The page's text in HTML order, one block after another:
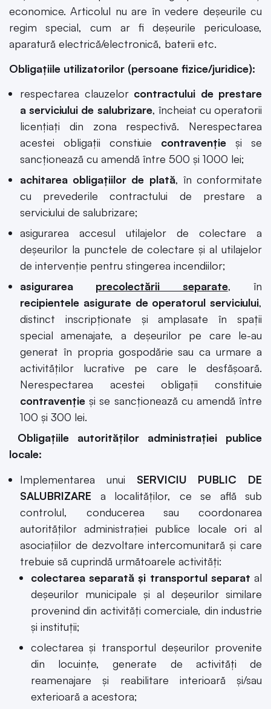
economice. Articolul nu are în vedere deșeurile cu
regim special, cum ar fi deșeurile periculoase,
aparatură electrică/electronică, baterii etc.
Obligațiile utilizatorilor (persoane fizice/juridice):
respectarea clauzelor contractului de prestare
a serviciului de salubrizare, încheiat cu operatorii
licențiați din zona respectivă. Nerespectarea
acestei obligații constiuie contravenție și se
sancționează cu amendă între 500 și 1000 lei;
achitarea obligaţiilor de plată, în conformitate
cu prevederile contractului de prestare a
serviciului de salubrizare;
asigurarea accesul utilajelor de colectare a
deşeurilor la punctele de colectare şi al utilajelor
de intervenţie pentru stingerea incendiilor;
asigurarea precolectării separate, în
recipientele asigurate de operatorul serviciului,
distinct inscripţionate şi amplasate în spaţii
special amenajate, a deşeurilor pe care le-au
generat în propria gospodărie sau ca urmare a
activităţilor lucrative pe care le desfăşoară.
Nerespectarea acestei obligații constituie
contravenție și se sancționează cu amendă între
100 și 300 lei.
Obligațiile autorităților administrației publice
locale:
Implementarea unui SERVICIU PUBLIC DE
SALUBRIZARE a localităţilor, ce se află sub
controlul, conducerea sau coordonarea
autorităţilor administraţiei publice locale ori al
asociaţiilor de dezvoltare intercomunitară și care
trebuie să cuprindă următoarele activități:
colectarea separată şi transportul separat al
deşeurilor municipale şi al deşeurilor similare
provenind din activităţi comerciale, din industrie
şi instituţii;
colectarea şi transportul deşeurilor provenite
din locuinţe, generate de activităţi de
reamenajare şi reabilitare interioară şi/sau
exterioară a acestora;